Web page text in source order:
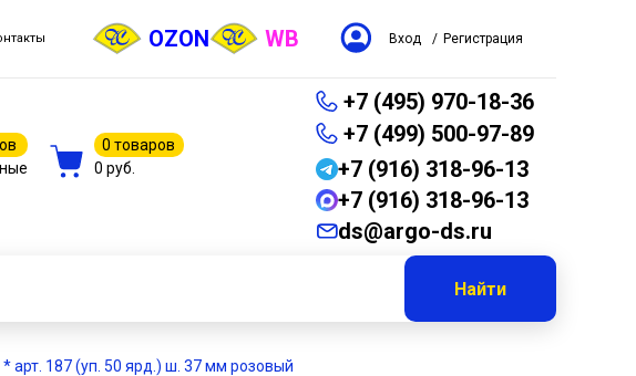
OZON WB Вход / Регистрация
0 товаров
0 руб.
+7 (495) 970-18-36
+7 (499) 500-97-89
+7 (916) 318-96-13
+7 (916) 318-96-13
ds@argo-ds.ru
Найти
арт. 187 (уп. 50 ярд.) ш. 37 мм розовый